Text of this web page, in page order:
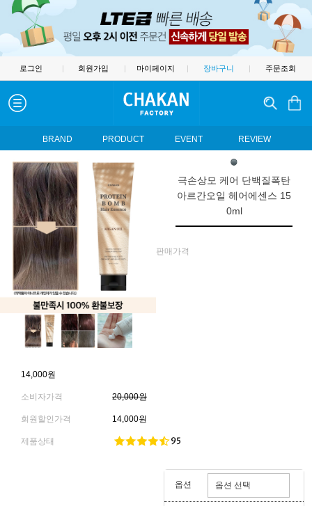
로그인 | 회원가입 | 마이페이지 | 장바구니 | 주문조회
BRAND PRODUCT EVENT REVIEW
극손상모 케어 단백질폭탄
아르간오일 헤어에센스 15
0ml
판매가격
14,000원
소비자가격 20,000원
회원할인가격 14,000원
제품상태
옵션